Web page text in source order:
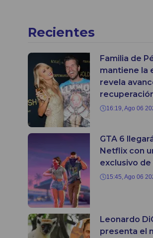
Recientes
Familia de
mantiene la
revela
16:19, Ago 06
GTA 6
Netflix con
exclusivo
15:45, Ago 06
Leonardo
presenta el